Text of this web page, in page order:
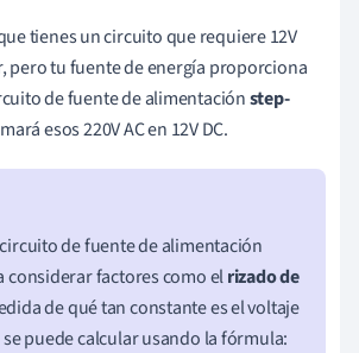
tienes un circuito que requiere 12V
pero tu fuente de energía proporciona
de fuente de alimentaciónstep-
esos 220V AC en 12V DC.
de fuente de alimentación
considerar factores como elrizado de
de qué tan constante es el voltaje
puede calcular usando la fórmula: